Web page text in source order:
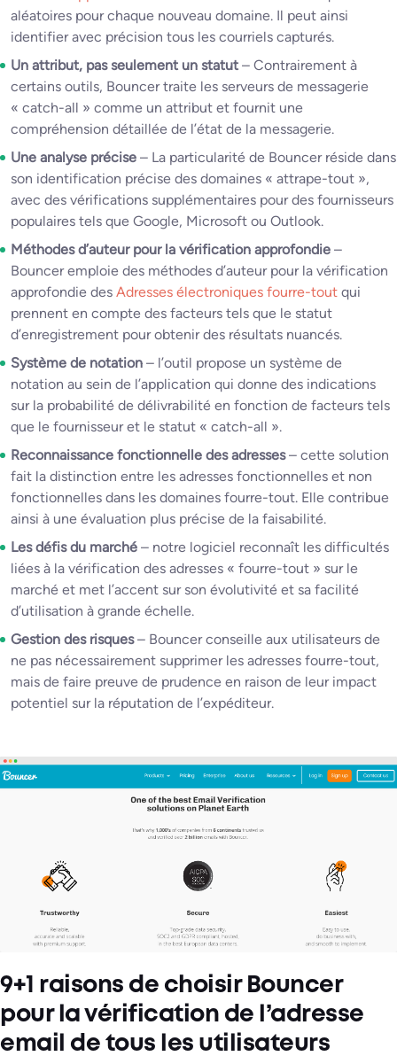
aléatoires pour chaque nouveau domaine. Il peut ainsi
identifier avec précision tous les courriels capturés.
Un attribut, pas seulement un statut – Contrairement à
certains outils, Bouncer traite les serveurs de messagerie
« catch-all » comme un attribut et fournit une
compréhension détaillée de l’état de la messagerie.
Une analyse précise – La particularité de Bouncer réside dans
son identification précise des domaines « attrape-tout »,
avec des vérifications supplémentaires pour des fournisseurs
populaires tels que Google, Microsoft ou Outlook.
Méthodes d’auteur pour la vérification approfondie –
Bouncer emploie des méthodes d’auteur pour la vérification
approfondie des Adresses électroniques fourre-tout qui
prennent en compte des facteurs tels que le statut
d’enregistrement pour obtenir des résultats nuancés.
Système de notation – l’outil propose un système de
notation au sein de l’application qui donne des indications
sur la probabilité de délivrabilité en fonction de facteurs tels
que le fournisseur et le statut « catch-all ».
Reconnaissance fonctionnelle des adresses– cette solution
fait la distinction entre les adresses fonctionnelles et non
fonctionnelles dans les domaines fourre-tout. Elle contribue
ainsi à une évaluation plus précise de la faisabilité.
Les défis du marché – notre logiciel reconnaît les difficultés
liées à la vérification des adresses « fourre-tout » sur le
marché et met l’accent sur son évolutivité et sa facilité
d’utilisation à grande échelle.
Gestion des risques– Bouncer conseille aux utilisateurs de
ne pas nécessairement supprimer les adresses fourre-tout,
mais de faire preuve de prudence en raison de leur impact
potentiel sur la réputation de l’expéditeur.
9+1 raisons de choisir Bouncer
pour la vérification de l’adresse
email de tous les utilisateurs